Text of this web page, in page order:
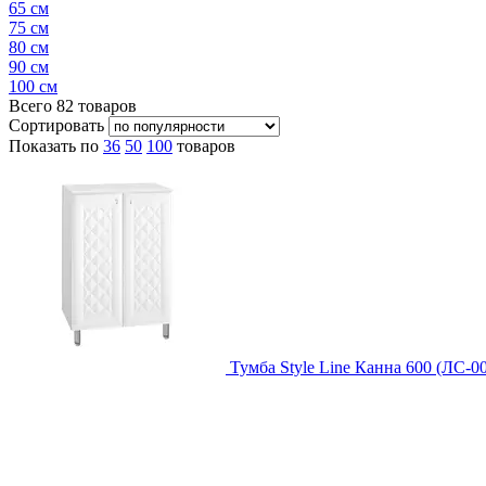
65 см
75 см
80 см
90 см
100 см
Всего 82 товаров
Сортировать
Показать по 36 50 100 товаров
Тумба Style Line Канна 600 (ЛС-